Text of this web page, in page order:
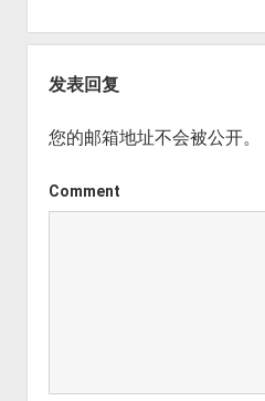
发表回复
您的邮箱地址不会被公开。
Comment